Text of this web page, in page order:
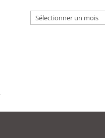
Archives